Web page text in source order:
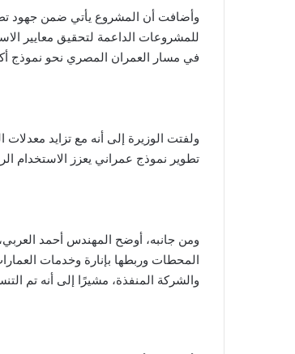
وأضافت أن المشروع يأتي ضمن جهود
للمشروعات الداعمة لتحقيق معايير
في مسار العمران المصري نحو نموذج
ولفتت الوزيرة إلى أنه مع تزايد
تطوير نموذج عمراني يعزز الاستخدام
ومن جانبه، أوضح المهندس أحمد
المحطات وربطها بإنارة وخدمات
والشركة المنفذة، مشيرًا إلى أنه تم